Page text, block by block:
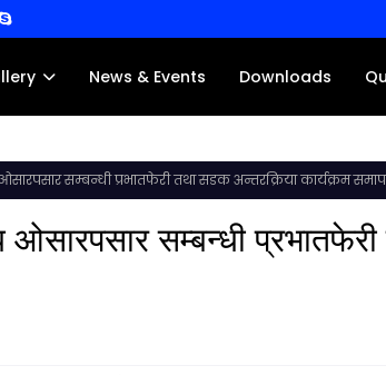
News & Events Downloads
सम्बन्धी प्रभातफेरी तथा सडक अन्तरक्रिया कार्यक्रम
सम्बन्धी